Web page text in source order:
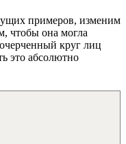
примеров, изменим
чтобы она могла
круг лиц
это абсолютно